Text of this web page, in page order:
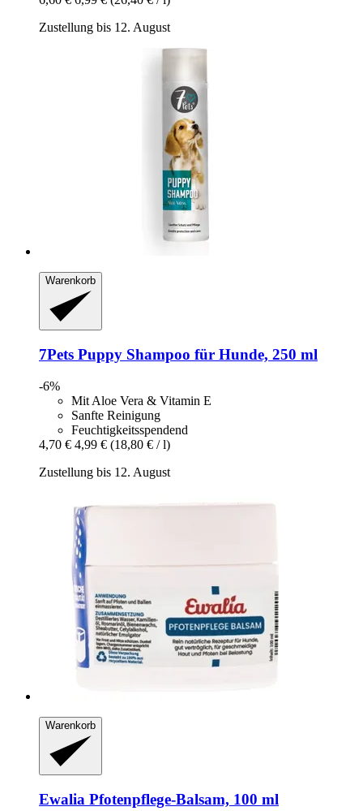
Zustellung bis 12. August
Warenkorb
7Pets Puppy Shampoo für Hunde, 250 ml
-6%
Mit Aloe Vera & Vitamin E
Sanfte Reinigung
Feuchtigkeitsspendend
4,70 € 4,99 € (18,80 € / l)
Zustellung bis 12. August
Warenkorb
Ewalia Pfotenpflege-​Balsam, 100 ml